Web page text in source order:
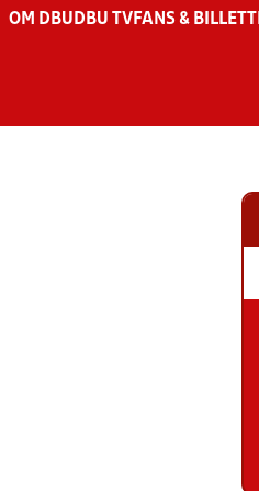
OM DBU DBU TV FANS &